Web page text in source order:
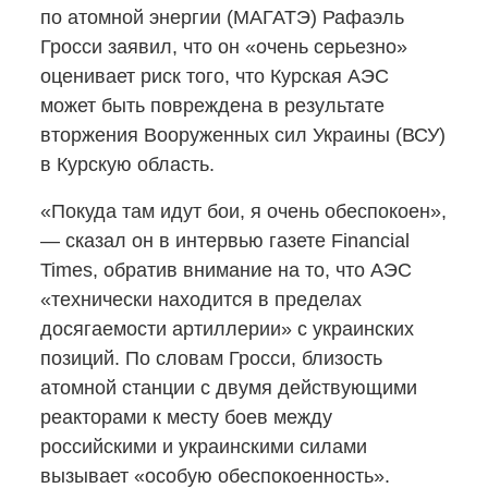
по атомной энергии (МАГАТЭ) Рафаэль
Гросси заявил, что он «очень серьезно»
оценивает риск того, что Курская АЭС
может быть повреждена в результате
вторжения Вооруженных сил Украины (ВСУ)
в Курскую область.
«Покуда там идут бои, я очень обеспокоен»,
— сказал он в интервью газете Financial
Times, обратив внимание на то, что АЭС
«технически находится в пределах
досягаемости артиллерии» с украинских
позиций. По словам Гросси, близость
атомной станции с двумя действующими
реакторами к месту боев между
российскими и украинскими силами
вызывает «особую обеспокоенность».